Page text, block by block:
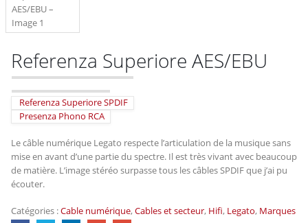
Referenza Superiore AES/EBU
Referenza Superiore SPDIF
Presenza Phono RCA
Le câble numérique Legato respecte l’articulation de la musique sans
mise en avant d’une partie du spectre. Il est très vivant avec beaucoup
de matière. L’image stéréo surpasse tous les câbles SPDIF que j’ai pu
écouter.
Catégories :Cable numérique,Cables et secteur, Hifi, Legato, Marques